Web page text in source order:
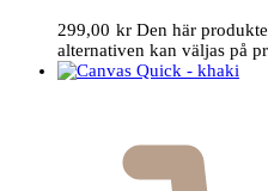
299,00 kr Den här
alternativen kan väljas på